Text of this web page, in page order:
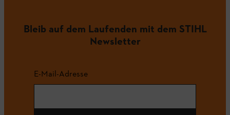
Bleib auf dem Laufenden mit dem STIHL
Newsletter
E-Mail-Adresse